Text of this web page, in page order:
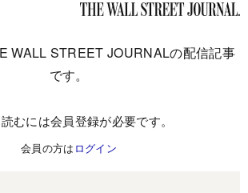
WALL STREET JOURNALの配信記事
です。
むには会員登録が必要です。
会員の方は ログイン